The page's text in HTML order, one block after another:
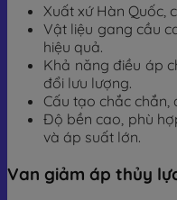
Xuất xứ Hàn Quốc,
Vật liệu gang cầu
hiệu quả.
Khả năng điều áp
đổi lưu lượng.
Cấu tạo chắc
Độ bền cao, phù
và áp suất lớn.
Van giảm áp thủy